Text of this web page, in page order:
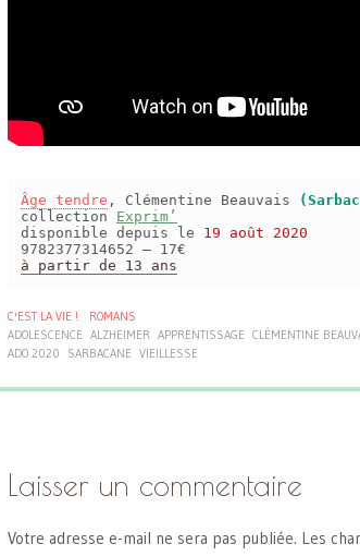
Âge tendre , Clémentine Beauvais
collection Exprim’
disponible depuis le 19 août 2020
9782377314652 – 17€
à partir de 13 ans
C'EST LA VIE !
ROMANS
ADOLESCENCE ALZHEIMER APPRENTISSAGE CLÉMENTINE
ADO 2020
SARBACANE VIEILLESSE
Laisser un commentaire
Votre adresse e-mail ne sera pas publiée. Les